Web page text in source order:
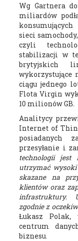
Wg Gartnera
miliardów
sieci
czyli
stabilizacji w
brytyjskich
wykorzystujące
ciągu jednego
Flota Virgin
10 milionów GB.
Analitycy
Internet of
posiadanych
przesyłanie i
technologii jest
utrzymać
skazane na
klientów oraz
infrastruktury.
zgodnie z
Łukasz Polak,
centrum
biznesu.